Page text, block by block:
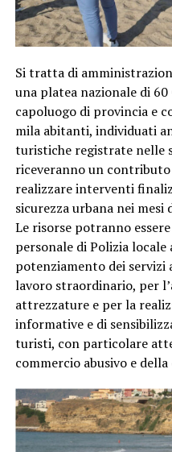
Si tratta di
una platea nazionale di
capoluogo di provincia e
mila abitanti, individuati
turistiche registrate nelle
riceveranno un
realizzare interventi
sicurezza urbana nei
Le risorse potranno
personale di Polizia
potenziamento dei
lavoro straordinario, per
attrezzature e per la
informative e di
turisti, con particolare
commercio abusivo e